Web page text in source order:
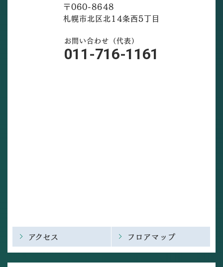
〒060-8648
札幌市北区北14条西5丁目
お問い合わせ（代表）
011-716-1161
アクセス フロアマップ